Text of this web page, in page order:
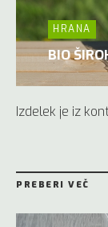
HRANA
BIO
Izdelek je iz
PREBERI VEČ